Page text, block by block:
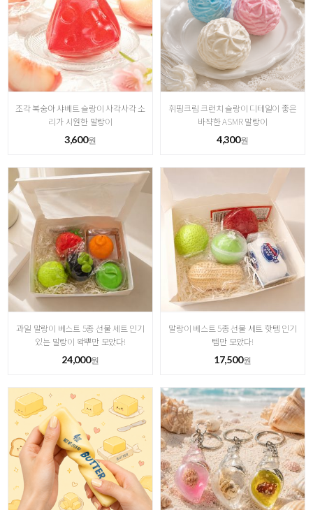
조각 복숭아 샤베트 슬랑이 사각사각 소
리가 시원한 말랑이
3,600원
휘핑크림 크런치 슬랑이 디테일이 좋은
바쟉한 ASMR 말랑이
4,300원
과일 말랑이 베스트 5종 선물 세트 인기
있는 말랑이 왁뿌만 모았다!
24,000원
말랑이 베스트 5종 선물 세트 핫템 인기
템만 모았다!
17,500원